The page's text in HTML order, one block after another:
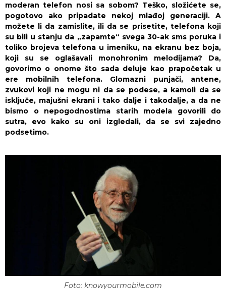
moderan telefon nosi sa sobom? Teško, složićete se,
pogotovo ako pripadate nekoj mlađoj generaciji. A
možete li da zamislite, ili da se prisetite, telefona koji
su bili u stanju da „zapamte“ svega 30-ak sms poruka i
toliko brojeva telefona u imeniku, na ekranu bez boja,
koji su se oglašavali monohronim melodijama? Da,
govorimo o onome što sada deluje kao prapočetak u
ere mobilnih telefona. Glomazni punjači, antene,
zvukovi koji ne mogu ni da se podese, a kamoli da se
isključe, majušni ekrani i tako dalje i takodalje, a da ne
bismo o nepogodnostima starih modela govorili do
sutra, evo kako su oni izgledali, da se svi zajedno
podsetimo.
Foto: knowyourmobile.com